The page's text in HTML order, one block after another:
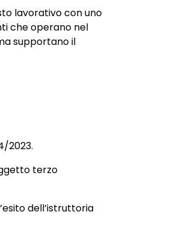
lavorativo con uno
che operano nel
supportano il
2023.
terzo
dell’istruttoria